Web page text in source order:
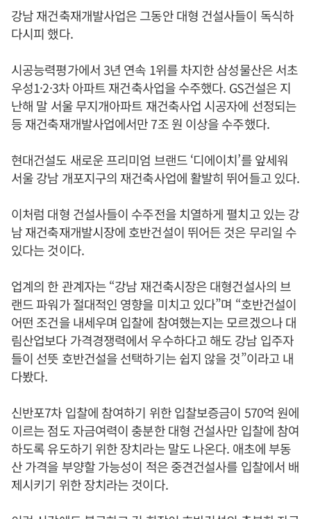
강남 재건축재개발사업은 그동안 대형 건설사들이 독식하
다시피 했다.
시공능력평가에서 3년 연속 1위를 차지한 삼성물산은 서초
우성1·2·3차 아파트 재건축사업을 수주했다. GS건설은 지
난해 말 서울 무지개아파트 재건축사업 시공자에 선정되는
등 재건축재개발사업에서만 7조 원 이상을 수주했다.
현대건설도 새로운 프리미엄 브랜드 ‘디에이치’를 앞세워
서울 강남 개포지구의 재건축사업에 활발히 뛰어들고 있다.
이처럼 대형 건설사들이 수주전을 치열하게 펼치고 있는 강
남 재건축재개발시장에 호반건설이 뛰어든 것은 무리일 수
있다는 것이다.
업계의 한 관계자는 “강남 재건축시장은 대형건설사의 브
랜드 파워가 절대적인 영향을 미치고 있다”며 “호반건설이
어떤 조건을 내세우며 입찰에 참여했는지는 모르겠으나 대
림산업보다 가격경쟁력에서 우수하다고 해도 강남 입주자
들이 선뜻 호반건설을 선택하기는 쉽지 않을 것”이라고 내
다봤다.
신반포7차 입찰에 참여하기 위한 입찰보증금이 570억 원에
이르는 점도 자금여력이 충분한 대형 건설사만 입찰에 참여
하도록 유도하기 위한 장치라는 말도 나온다. 애초에 부동
산 가격을 부양할 가능성이 적은 중견건설사를 입찰에서 배
제시키기 위한 장치라는 것이다.